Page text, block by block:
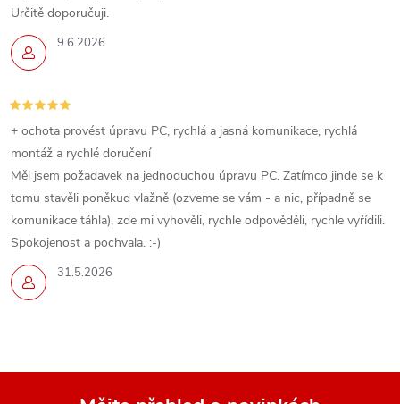
9.6.2026
Určitě doporučuji.
31.5.2026
+ ochota provést úpravu PC, rychlá a jasná komunikace, rychlá
montáž a rychlé doručení
Měl jsem požadavek na jednoduchou úpravu PC. Zatímco jinde se k
tomu stavěli poněkud vlažně (ozveme se vám - a nic, případně se
komunikace táhla), zde mi vyhověli, rychle odpověděli, rychle vyřídili.
Spokojenost a pochvala. :-)